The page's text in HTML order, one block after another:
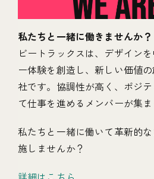
私たちと一緒に働きませんか？
ビートラックスは、デザイン
ー体験を創造し、新しい価値
社です。協調性が高く、ポジ
て仕事を進めるメンバーが集ま
私たちと一緒に働いて革新的
施しませんか？